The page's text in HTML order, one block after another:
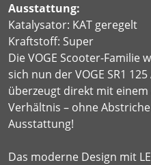
Ausstattung:
Katalysator: KAT geregelt
Kraftstoff: Super
Die VOGE Scooter-Familie
sich nun der VOGE SR1
überzeugt direkt mit
Verhältnis – ohne
Ausstattung!
Das moderne Design mit